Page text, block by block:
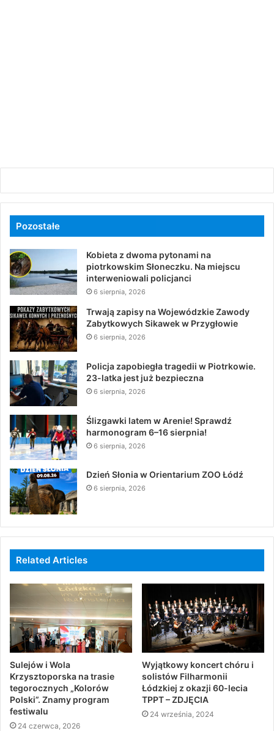
Pozostałe
Kobieta z dwoma pytonami na
piotrkowskim Słoneczku. Na miejscu
interweniowali policjanci
6 sierpnia, 2026
Trwają zapisy na Wojewódzkie Zawody
Zabytkowych Sikawek w Przygłowie
6 sierpnia, 2026
Policja zapobiegła tragedii w Piotrkowie.
23-latka jest już bezpieczna
6 sierpnia, 2026
Ślizgawki latem w Arenie! Sprawdź
harmonogram 6–16 sierpnia!
6 sierpnia, 2026
Dzień Słonia w Orientarium ZOO Łódź
6 sierpnia, 2026
Related Articles
Sulejów i Wola
Krzysztoporska na trasie
tegorocznych „Kolorów
Polski”. Znamy program
festiwalu
24 czerwca, 2026
Wyjątkowy koncert chóru i
solistów Filharmonii
Łódzkiej z okazji 60-lecia
TPPT – ZDJĘCIA
24 września, 2024